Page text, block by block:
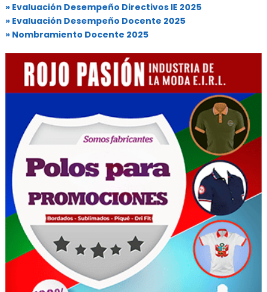
» Evaluación Desempeño Directivos IE 2025
» Evaluación Desempeño Docente 2025
» Nombramiento Docente 2025